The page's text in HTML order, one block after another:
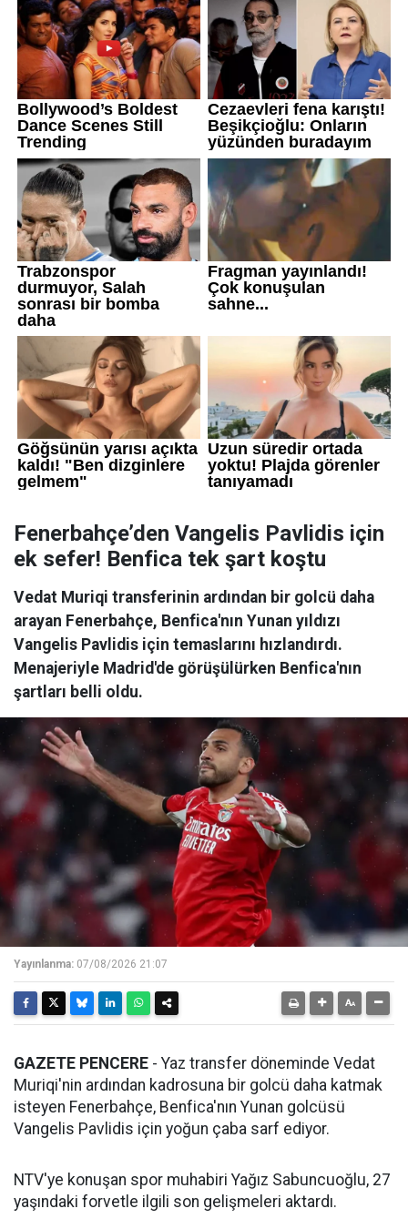
Fenerbahçe’den Vangelis Pavlidis için
ek sefer! Benfica tek şart koştu
Vedat Muriqi transferinin ardından bir golcü daha
arayan Fenerbahçe, Benfica'nın Yunan yıldızı
Vangelis Pavlidis için temaslarını hızlandırdı.
Menajeriyle Madrid'de görüşülürken Benfica'nın
şartları belli oldu.
Yayınlanma: 07/08/2026 21:07
GAZETE PENCERE - Yaz transfer döneminde Vedat
Muriqi'nin ardından kadrosuna bir golcü daha katmak
isteyen Fenerbahçe, Benfica'nın Yunan golcüsü
Vangelis Pavlidis için yoğun çaba sarf ediyor.
NTV'ye konuşan spor muhabiri Yağız Sabuncuoğlu, 27
yaşındaki forvetle ilgili son gelişmeleri aktardı.